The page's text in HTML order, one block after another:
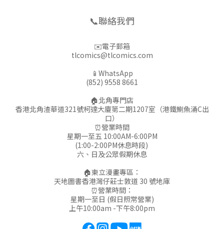
📞聯絡我們
✉️電子郵箱
tlcomics@tlcomics.com
📱WhatsApp
(852) 9558 8661
🏠北角專門店
香港北角渣華道321號柯達大廈第二期1207室（港鐵鰂魚涌C出
口）
⏰營業時間
星期一至五 10:00AM-6:00PM
(1:00-2:00PM休息時段)
六、日及公眾假期休息
🏠東立漫畫專區：
天地圖書香港灣仔莊士敦道 30 號地庫
⏰營業時間：
星期一至日 (假日照常營業)
上午10:00am -下午8:00pm